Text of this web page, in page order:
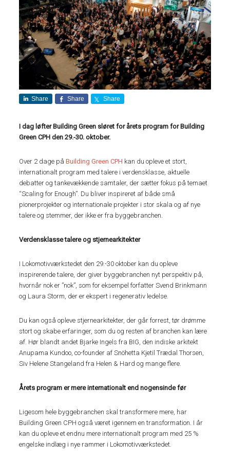
Share Share Share
I dag løfter Building Green sløret for årets program for Building
Green CPH den 29.-30. oktober.
Over 2 dage påBuilding Green CPH kan du opleve et stort,
internationalt program med talere i verdensklasse, aktuelle
debatter og tankevækkende samtaler, der sætter fokus på temaet
“Scaling for Enough”. Du bliver inspireret af både små
pionerprojekter og internationale projekter i stor skala og af nye
talere og stemmer, der ikke er fra byggebranchen.
Verdensklasse talere og stjernearkitekter
I Lokomotivværkstedet den 29.-30 oktober kan du opleve
inspirerende talere, der giver byggebranchen nyt perspektiv på,
hvornår nok er ”nok”, som for eksempel forfatter Svend Brinkmann
og Laura Storm, der er ekspert i regenerativ ledelse.
Du kan også opleve stjernearkitekter, der går forrest, tør drømme
stort og skabe erfaringer, som du og resten af branchen kan lære
af. Hør blandt andet Bjarke Ingels fra BIG, den indiske arkitekt
Anupama Kundoo, co-founder af Snöhetta Kjetil Trædal Thorsen,
Siv Helene Stangeland fra Helen & Hard og mange flere.
Årets program er mere internationalt end nogensinde før
Ligesom hele byggebranchen skal transformere mere, har
Building Green CPH også været igennem en transformation. I år
kan du opleve et endnu mere internationalt program med 25 %
engelske indlæg i nye rammer i Lokomotivværkstedet.